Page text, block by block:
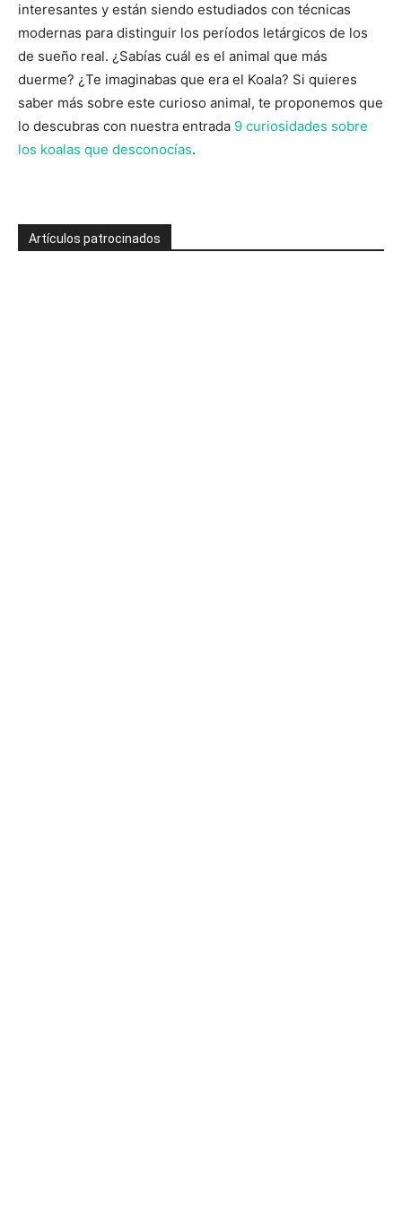
interesantes y están siendo estudiados con técnicas
modernas para distinguir los períodos letárgicos de los
de sueño real. ¿Sabías cuál es el animal que más
duerme? ¿Te imaginabas que era el Koala? Si quieres
saber más sobre este curioso animal, te proponemos que
lo descubras con nuestra entrada 9 curiosidades sobre
los koalas que desconocías.
Artículos patrocinados